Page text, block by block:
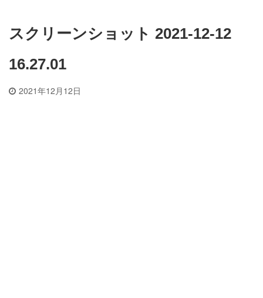
スクリーンショット 2021-12-12
16.27.01
2021年12月12日